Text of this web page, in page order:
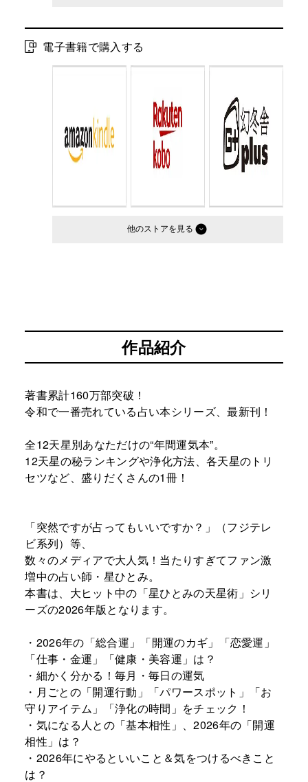
電子書籍で購入する
他のストア
作品紹介
著書累計160万部突破！ ​
令和で一番売れている占い本シリーズ、最新刊！ ​
全12天星別あなただけの“年間運気本”。 ​
12天星の秘ランキングや浄化方法、各天星のトリ
セツなど、盛りだくさんの1冊！ ​
「突然ですが占ってもいいですか？」（フジテレ
ビ系列）等、 ​
数々のメディアで大人気！当たりすぎてファン激
増中の占い師・星ひとみ。 ​
本書は、大ヒット中の「星ひとみの天星術」シリ
ーズの2026年版となります。 ​
・2026年の「総合運」「開運のカギ」「恋愛運」
「仕事・金運」「健康・美容運」は？ ​
・細かく分かる！毎月・毎日の運気 ​
・月ごとの「開運行動」「パワースポット」「お
守りアイテム」「浄化の時間」をチェック！ ​
・気になる人との「基本相性」、2026年の「開運
相性」は？ ​
・2026年にやるといいこと＆気をつけるべきこと
は？ ​